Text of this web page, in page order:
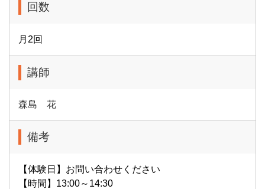
回数
月2回
講師
森島 花
備考
【体験日】お問い合わせください
【時間】13:00～14:30